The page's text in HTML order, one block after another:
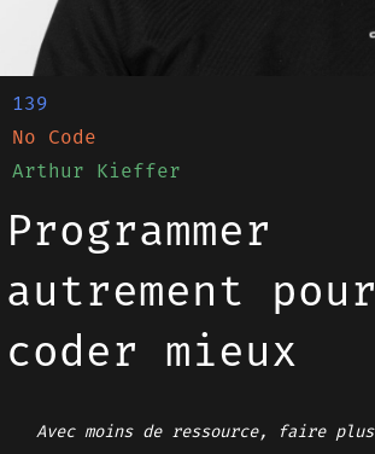
139
No Code
Arthur Kieffer
Programmer
autrement pour
coder mieux
Avec moins de ressource, faire plus